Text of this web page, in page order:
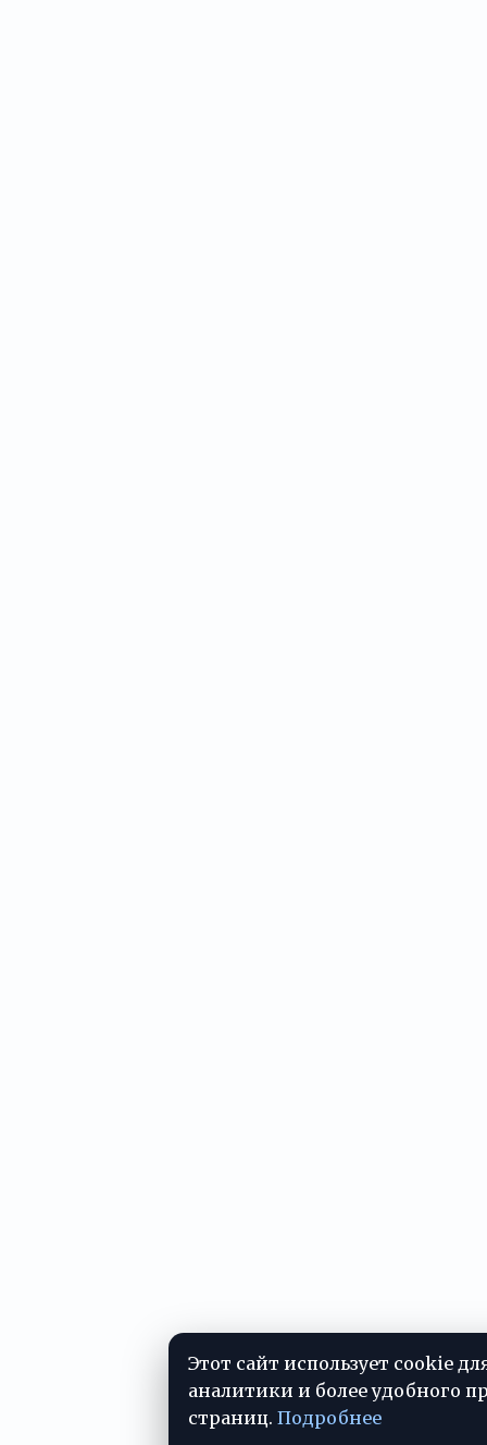
Этот сайт использует cookie
аналитики и более удобного
страниц. Подробнее